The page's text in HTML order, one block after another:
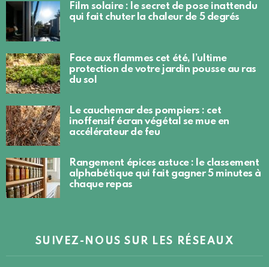
Film solaire : le secret de pose inattendu
qui fait chuter la chaleur de 5 degrés
Face aux flammes cet été, l’ultime
protection de votre jardin pousse au ras
du sol
Le cauchemar des pompiers : cet
inoffensif écran végétal se mue en
accélérateur de feu
Rangement épices astuce : le classement
alphabétique qui fait gagner 5 minutes à
chaque repas
SUIVEZ-NOUS SUR LES RÉSEAUX